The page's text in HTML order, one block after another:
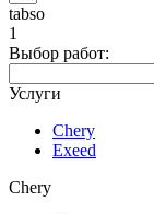
tabso
1
Выбор работ:
Услуги
Chery
Exeed
Chery